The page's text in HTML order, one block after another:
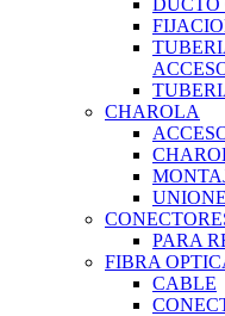
CHAROLA
PARA
FIBRA
CABLE